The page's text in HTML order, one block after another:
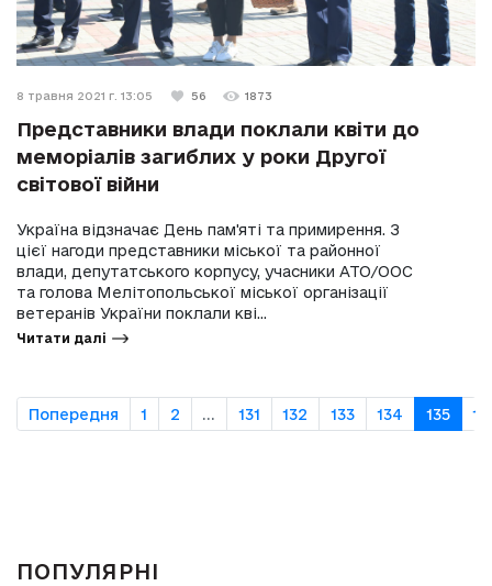
8 травня 2021 г. 13:05 56 1873
Представники влади поклали квіти до
меморіалів загиблих у роки Другої
світової війни
Україна відзначає День пам'яті та примирення. З
цієї нагоди представники міської та районної
влади, депутатського корпусу, учасники АТО/ООС
та голова Мелітопольської міської організації
ветеранів України поклали кві...
Читати далі
Попередня 1 2 ... 131 132 133 134 135
ПОПУЛЯРНІ